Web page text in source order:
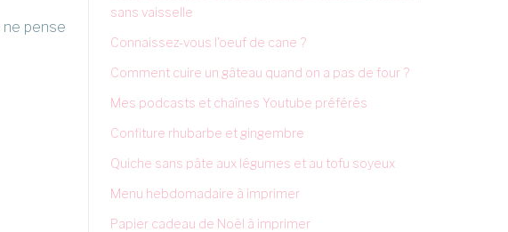
ne pense
sans vaisselle
Connaissez-vous l'oeuf de cane ?
Comment cuire un gâteau quand on a pas de four ?
Mes podcasts et chaînes Youtube préférés
Confiture rhubarbe et gingembre
Quiche sans pâte aux légumes et au tofu soyeux
Menu hebdomadaire à imprimer
Papier cadeau de Noël à imprimer